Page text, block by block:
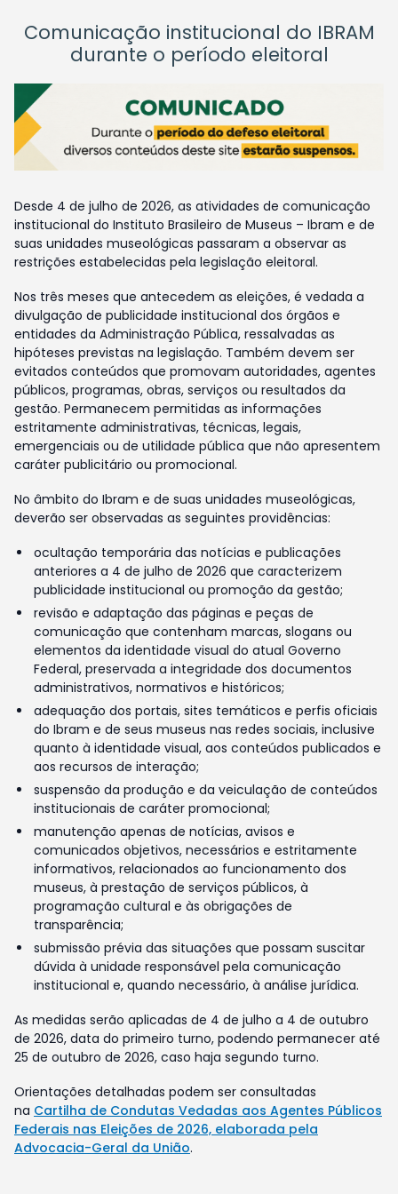
Comunicação institucional do IBRAM
durante o período eleitoral
Desde 4 de julho de 2026, as atividades de comunicação
institucional do Instituto Brasileiro de Museus – Ibram e de
suas unidades museológicas passaram a observar as
restrições estabelecidas pela legislação eleitoral.
Nos três meses que antecedem as eleições, é vedada a
divulgação de publicidade institucional dos órgãos e
entidades da Administração Pública, ressalvadas as
hipóteses previstas na legislação. Também devem ser
evitados conteúdos que promovam autoridades, agentes
públicos, programas, obras, serviços ou resultados da
gestão. Permanecem permitidas as informações
estritamente administrativas, técnicas, legais,
emergenciais ou de utilidade pública que não apresentem
caráter publicitário ou promocional.
No âmbito do Ibram e de suas unidades museológicas,
deverão ser observadas as seguintes providências:
ocultação temporária das notícias e publicações
anteriores a 4 de julho de 2026 que caracterizem
publicidade institucional ou promoção da gestão;
revisão e adaptação das páginas e peças de
comunicação que contenham marcas, slogans ou
elementos da identidade visual do atual Governo
Federal, preservada a integridade dos documentos
administrativos, normativos e históricos;
adequação dos portais, sites temáticos e perfis oficiais
do Ibram e de seus museus nas redes sociais, inclusive
quanto à identidade visual, aos conteúdos publicados e
aos recursos de interação;
suspensão da produção e da veiculação de conteúdos
institucionais de caráter promocional;
manutenção apenas de notícias, avisos e
comunicados objetivos, necessários e estritamente
informativos, relacionados ao funcionamento dos
museus, à prestação de serviços públicos, à
programação cultural e às obrigações de
transparência;
submissão prévia das situações que possam suscitar
dúvida à unidade responsável pela comunicação
institucional e, quando necessário, à análise jurídica.
As medidas serão aplicadas de 4 de julho a 4 de outubro
de 2026, data do primeiro turno, podendo permanecer até
25 de outubro de 2026, caso haja segundo turno.
Orientações detalhadas podem ser consultadas
na Cartilha de Condutas Vedadas aos Agentes Públicos
Federais nas Eleições de 2026, elaborada pela
Advocacia-Geral da União.